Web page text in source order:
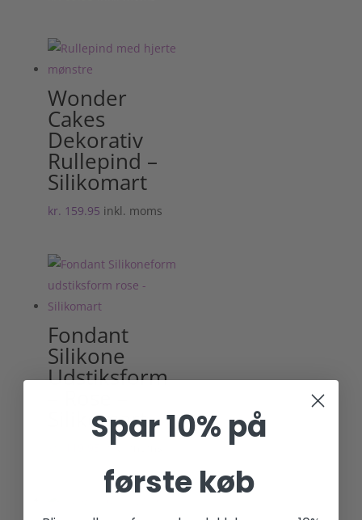
Wonder
Cakes
Dekorativ
Rullepind –
Silikomart
kr. 159.95 inkl. moms
Fondant
Silikone
Udstiksform
Silikomart
inkl. moms
Spar 10% på
første køb